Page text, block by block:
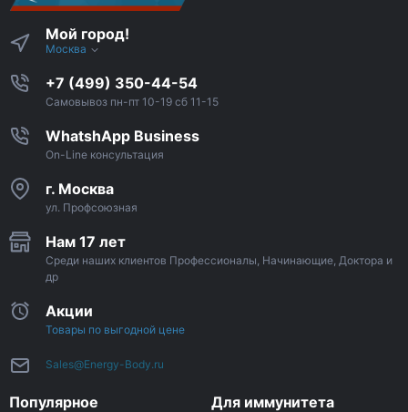
Мой город!
Москва
+7 (499) 350-44-54
Самовывоз пн-пт 10-19 сб 11-15
WhatshApp Business
On-Line консультация
г. Москва
ул. Профсоюзная
Нам 17 лет
Среди наших клиентов Профессионалы, Начинающие, Доктора и
др
Акции
Товары по выгодной цене
Sales@Energy-Body.ru
Популярное Для иммунитета